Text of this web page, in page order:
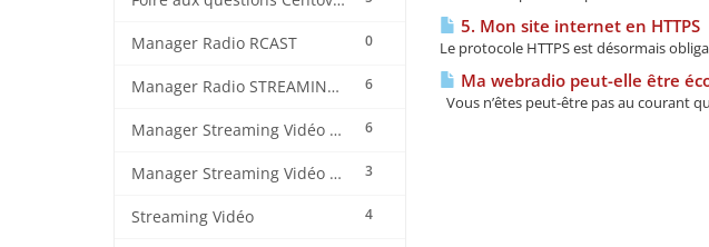
0
Manager Radio RCAST
6
Manager Radio STREAMING CENTER
6
Manager Streaming Vidéo TVMCP
3
Manager Streaming Vidéo VDO
4
Streaming Vidéo
5. Mon site internet en HTTPS
Le protocole HTTPS est désormais
Ma webradio peut-elle être
Vous n’êtes peut-être pas au courant